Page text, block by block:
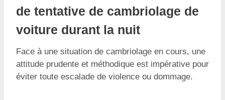
de tentative de cambriolage de
voiture durant la nuit
Face à une situation de cambriolage en cours, une
attitude prudente et méthodique est impérative pour
éviter toute escalade de violence ou dommage.